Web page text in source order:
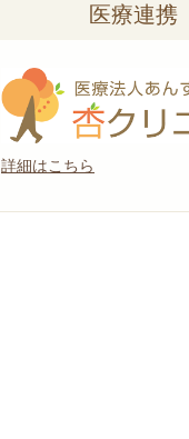
医療連携
詳細はこちら